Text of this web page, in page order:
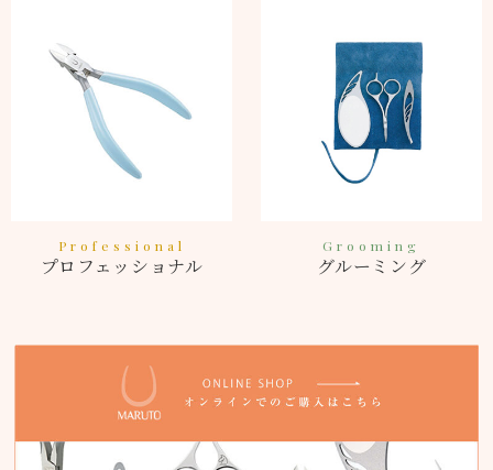
Professional
プロフェッショナル
Grooming
グルーミング